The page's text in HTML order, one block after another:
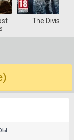
The Division